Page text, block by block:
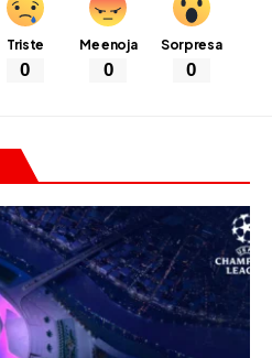
Triste
0
Me enoja
0
Sorpresa
0